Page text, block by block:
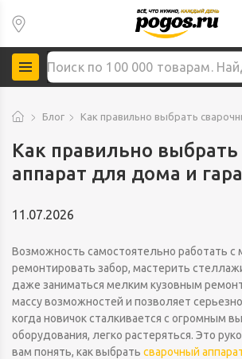
Блог Как правильно выбрать
Как правильно
аппарат для дома и
11.07.2026
Возможность самостоятельно работать
ремонтировать забор, мастерить
даже заниматься мелким кузовным
массу возможностей и позволяет
когда новичок сталкивается с огромным
оборудования, легко растеряться. Это
вам понять, как выбрать сварочный